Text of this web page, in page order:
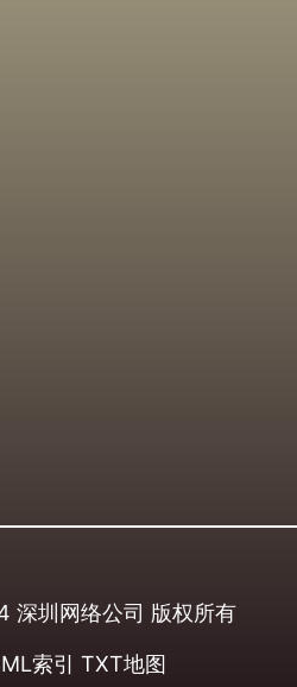
深圳网络公司 版权所有
索引 TXT地图